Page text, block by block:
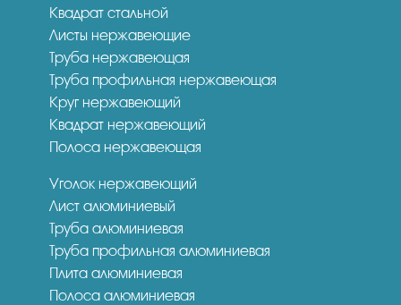
Квадрат стальной
Листы нержавеющие
Труба нержавеющая
Труба профильная нержавеющая
Круг нержавеющий
Квадрат нержавеющий
Полоса нержавеющая
Уголок нержавеющий
Лист алюминиевый
Труба алюминиевая
Труба профильная алюминиевая
Плита алюминиевая
Полоса алюминиевая